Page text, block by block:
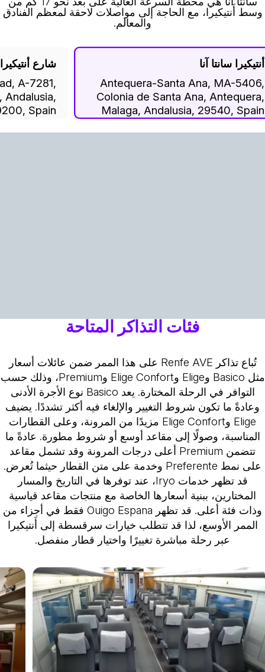
وسط أَنتيكيرا، مع الحاجة إلى مواصلات لاحقة لمعظم الفنادق
والمعالم.
أنتيكيرا سانتا آنا
Antequera-Santa Ana, MA-5406,
Colonia de Santa Ana, Antequera,
Malaga, Andalusia, 29540, Spain
شارع أنتيكيرا
A-7281,
Andalusia,
Spain
فئات التذاكر المتاحة
تُباع تذاكر Renfe AVE على هذا الممر ضمن عائلات أسعار
مثل Basico وElige وElige Confort وPremium، وذلك حسب
التوافر في الرحلة المختارة. يعد Basico نوع الأجرة الأدنى
وعادةً ما تكون شروط التغيير والإلغاء فيه أكثر تشددًا. يضيف
Elige وElige Confort مزيدًا من المرونة، وعلى القطارات
المناسبة، وصولًا إلى مقاعد أوسع أو شروط مطورة. عادةً ما
تتضمن Premium أعلى درجات المرونة وقد تشمل مقاعد
على نمط Preferente وخدمة على متن القطار حيثما تُعرض.
قد تظهر خدمات Iryo، عند توفرها في التاريخ والمسار
المختارين، ببنية أسعارها الخاصة مع منتجات مقاعد قياسية
وذات فئة أعلى. قد تظهر Ouigo Espana فقط في أجزاء من
الممر الأوسع، لذا قد تتطلب خيارات سرقسطة إلى أَنتيكيرا
عبر رحلة مباشرة تغييرًا واختيار قطار منفصل.